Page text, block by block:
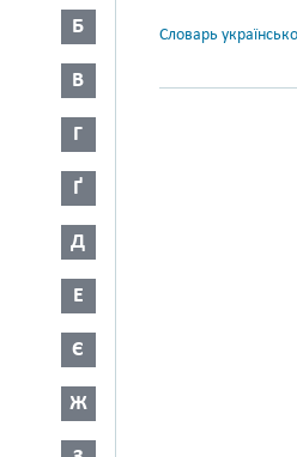
Б
В
Г
Ґ
Д
Е
Є
Ж
Словарь